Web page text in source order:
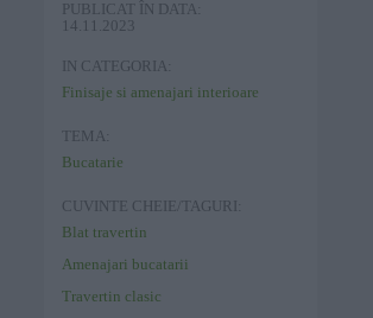
PUBLICAT ÎN DATA:
14.11.2023
IN CATEGORIA:
Finisaje si amenajari interioare
TEMA:
Bucatarie
CUVINTE CHEIE/TAGURI:
Blat travertin
Amenajari bucatarii
Travertin clasic